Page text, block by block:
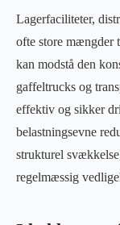
Lagerfaciliteter,
ofte store mængder
kan modstå den
gaffeltrucks og
effektiv og sikker
belastningsevne
strukturel
regelmæssig